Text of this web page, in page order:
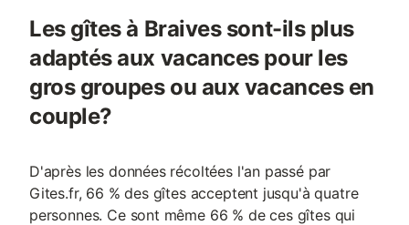
Les gîtes à Braives sont-ils plus
adaptés aux vacances pour les
gros groupes ou aux vacances en
couple?
D'après les données récoltées l'an passé par
Gites.fr, 66 % des gîtes acceptent jusqu'à quatre
personnes. Ce sont même 66 % de ces gîtes qui